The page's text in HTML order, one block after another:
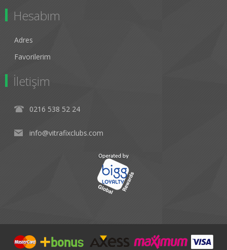
Hesabım
Adres
Favorilerim
İletişim
0216 538 52 24
info@vitrafixclubs.com